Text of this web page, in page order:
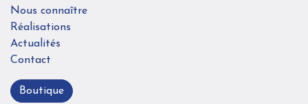
Nous connaître
Réalisations
Actualités
Contact
Boutique